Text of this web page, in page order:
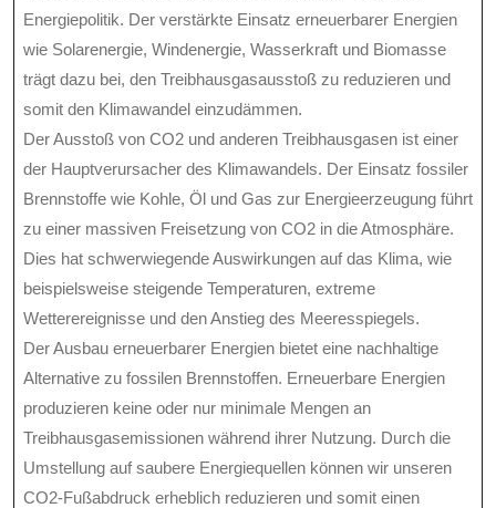
Energiepolitik. Der verstärkte Einsatz erneuerbarer Energien
wie Solarenergie, Windenergie, Wasserkraft und Biomasse
trägt dazu bei, den Treibhausgasausstoß zu reduzieren und
somit den Klimawandel einzudämmen.
Der Ausstoß von CO2 und anderen Treibhausgasen ist einer
der Hauptverursacher des Klimawandels. Der Einsatz fossiler
Brennstoffe wie Kohle, Öl und Gas zur Energieerzeugung führt
zu einer massiven Freisetzung von CO2 in die Atmosphäre.
Dies hat schwerwiegende Auswirkungen auf das Klima, wie
beispielsweise steigende Temperaturen, extreme
Wetterereignisse und den Anstieg des Meeresspiegels.
Der Ausbau erneuerbarer Energien bietet eine nachhaltige
Alternative zu fossilen Brennstoffen. Erneuerbare Energien
produzieren keine oder nur minimale Mengen an
Treibhausgasemissionen während ihrer Nutzung. Durch die
Umstellung auf saubere Energiequellen können wir unseren
CO2-Fußabdruck erheblich reduzieren und somit einen